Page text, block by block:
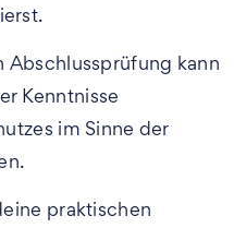
Abschlussprüfung kann
Kenntnisse
im Sinne der
praktischen